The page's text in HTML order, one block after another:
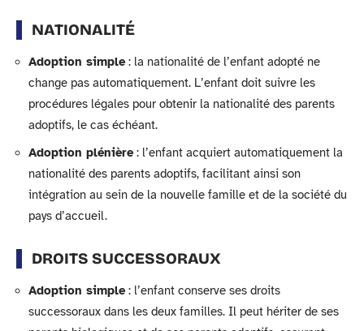
NATIONALITÉ
Adoption simple: la nationalité de l’enfant adopté ne
change pas automatiquement. L’enfant doit suivre les
procédures légales pour obtenir la nationalité des parents
adoptifs, le cas échéant.
Adoption plénière: l’enfant acquiert automatiquement la
nationalité des parents adoptifs, facilitant ainsi son
intégration au sein de la nouvelle famille et de la société du
pays d’accueil.
DROITS SUCCESSORAUX
Adoption simple: l’enfant conserve ses droits
successoraux dans les deux familles. Il peut hériter de ses